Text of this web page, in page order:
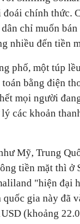
chính thức.
chỉ muốn
nhiều đến tiền
phố, một túp
bằng điện
mọi người
các khoản
Mỹ, Trung
tiền mặt thì ở
"hiện đại
gia này đã
(khoảng